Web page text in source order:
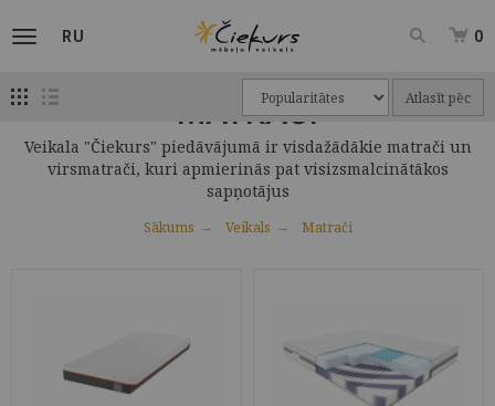
RU 0
MATRAČI
Veikala "Čiekurs" piedāvājumā ir visdažādākie matrači un
virsmatrači, kuri apmierinās pat visizsmalcinātākos
sapņotājus
Sākums Veikals Matrači
Atlasīt pēc